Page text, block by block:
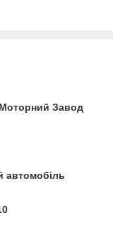
Завод
автомобіль